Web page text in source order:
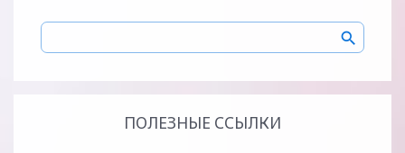
ПОЛЕЗНЫЕ ССЫЛКИ